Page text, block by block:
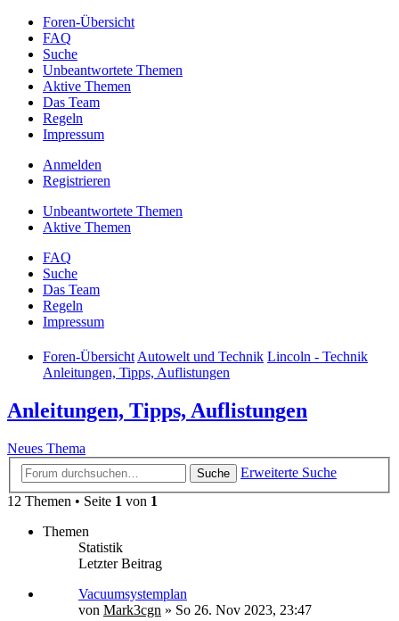
Foren-Übersicht
FAQ
Suche
Unbeantwortete Themen
Aktive Themen
Das Team
Regeln
Impressum
Anmelden
Registrieren
Unbeantwortete Themen
Aktive Themen
FAQ
Suche
Das Team
Regeln
Impressum
Foren-ÜbersichtAutowelt und Technik Lincoln - Technik
Anleitungen, Tipps, Auflistungen
Anleitungen, Tipps, Auflistungen
Neues Thema
Suche
Erweiterte Suche
12 Themen • Seite 1 von 1
Themen
Statistik
Letzter Beitrag
Vacuumsystemplan
von Mark3cgn » So 26. Nov 2023, 23:47